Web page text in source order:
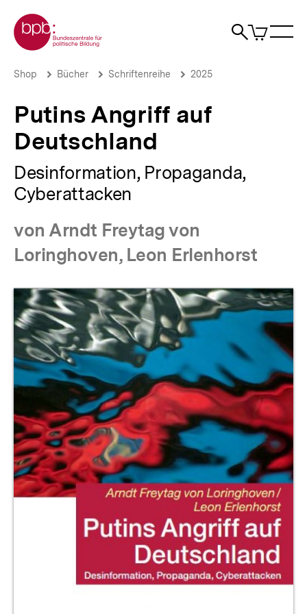
zum
Seiteninhalt
springen
Zur Startseite der bpb
Suche
Artikel
im
Putins
Deutschland
bpb.de
Brotkrümelnavigation
Pfadnavigation
Shop Bücher Schriftenreihe 2025
Putins Angriff auf
Deutschland
Desinformation, Propaganda,
Cyberattacken
von Arndt Freytag von
Loringhoven, Leon Erlenhorst
Produktvorschau